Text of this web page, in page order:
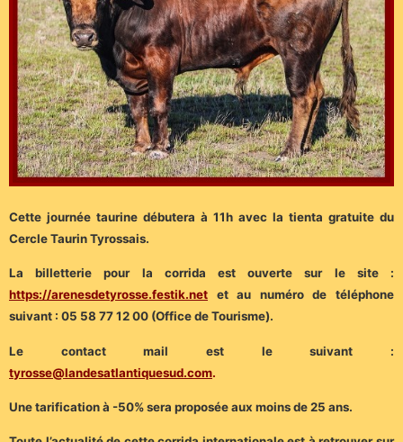
Cette journée taurine débutera à 11h avec la tienta gratuite du
Cercle Taurin Tyrossais.
La billetterie pour la corrida est ouverte sur le site :
https://arenesdetyrosse.festik.net et au numéro de téléphone
suivant : 05 58 77 12 00 (Office de Tourisme).
Le contact mail est le suivant :
tyrosse@landesatlantiquesud.com.
Une tarification à -50% sera proposée aux moins de 25 ans.